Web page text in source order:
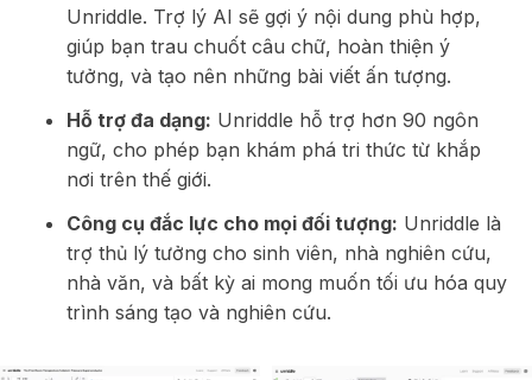
Unriddle. Trợ lý AI sẽ gợi ý nội dung phù hợp,
giúp bạn trau chuốt câu chữ, hoàn thiện ý
tưởng, và tạo nên những bài viết ấn tượng.
Hỗ trợ đa dạng: Unriddle hỗ trợ hơn 90 ngôn
ngữ, cho phép bạn khám phá tri thức từ khắp
nơi trên thế giới.
Công cụ đắc lực cho mọi đối tượng: Unriddle là
trợ thủ lý tưởng cho sinh viên, nhà nghiên cứu,
nhà văn, và bất kỳ ai mong muốn tối ưu hóa quy
trình sáng tạo và nghiên cứu.